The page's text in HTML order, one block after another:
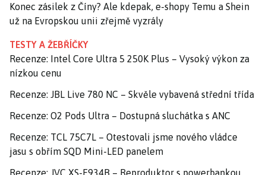
Konec zásilek z Číny? Ale kdepak, e-shopy Temu a Shein
už na Evropskou unii zřejmě vyzrály
TESTY A ŽEBŘÍČKY
Recenze: Intel Core Ultra 5 250K Plus – Vysoký výkon za
nízkou cenu
Recenze: JBL Live 780 NC – Skvěle vybavená střední třída
Recenze: O2 Pods Ultra – Dostupná sluchátka s ANC
Recenze: TCL 75C7L – Otestovali jsme nového vládce
jasu s obřím SQD Mini-LED panelem
Recenze: JVC XS-E934B – Reproduktor s powerbankou